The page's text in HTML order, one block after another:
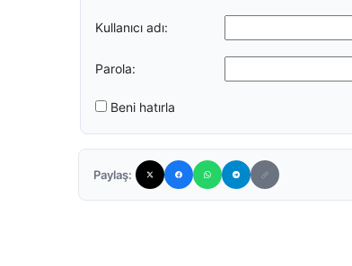
Kullanıcı adı:
Parola:
Beni hatırla
Paylaş: